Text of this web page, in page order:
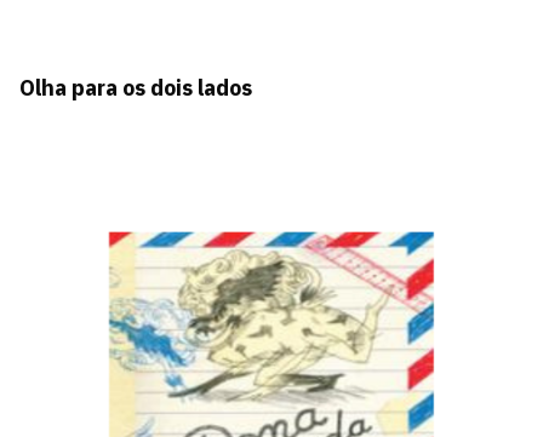
Olha para os dois lados